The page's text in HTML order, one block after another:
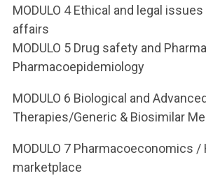
MODULO 4 Ethical and legal
affairs
MODULO 5 Drug safety and
Pharmacoepidemiology
MODULO 6 Biological and Advanced
Therapies/Generic & Biosimilar
MODULO 7 Pharmacoeconomics /
marketplace